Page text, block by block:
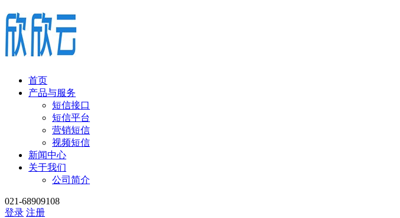
首页
产品与服务
短信接口
短信平台
营销短信
视频短信
新闻中心
关于我们
公司简介
021-68909108
登录 注册